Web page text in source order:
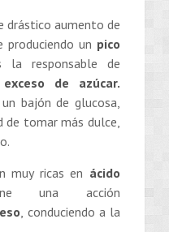
drástico aumento de
produciendo un pico
la responsable de
de azúcar.
bajón de glucosa,
de tomar más dulce,
muy ricas en ácido
una acción
, conduciendo a la